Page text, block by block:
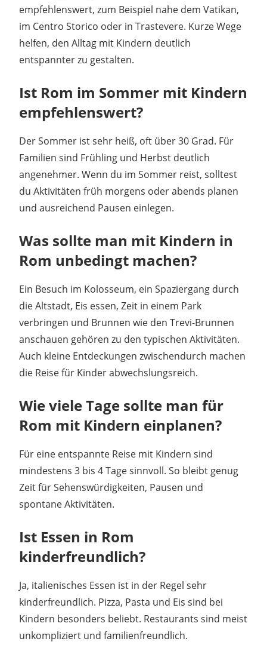
empfehlenswert, zum Beispiel nahe dem Vatikan,
im Centro Storico oder in Trastevere. Kurze Wege
helfen, den Alltag mit Kindern deutlich
entspannter zu gestalten.
Ist Rom im Sommer mit Kindern
empfehlenswert?
Der Sommer ist sehr heiß, oft über 30 Grad. Für
Familien sind Frühling und Herbst deutlich
angenehmer. Wenn du im Sommer reist, solltest
du Aktivitäten früh morgens oder abends planen
und ausreichend Pausen einlegen.
Was sollte man mit Kindern in
Rom unbedingt machen?
Ein Besuch im Kolosseum, ein Spaziergang durch
die Altstadt, Eis essen, Zeit in einem Park
verbringen und Brunnen wie den Trevi-Brunnen
anschauen gehören zu den typischen Aktivitäten.
Auch kleine Entdeckungen zwischendurch machen
die Reise für Kinder abwechslungsreich.
Wie viele Tage sollte man für
Rom mit Kindern einplanen?
Für eine entspannte Reise mit Kindern sind
mindestens 3 bis 4 Tage sinnvoll. So bleibt genug
Zeit für Sehenswürdigkeiten, Pausen und
spontane Aktivitäten.
Ist Essen in Rom
kinderfreundlich?
Ja, italienisches Essen ist in der Regel sehr
kinderfreundlich. Pizza, Pasta und Eis sind bei
Kindern besonders beliebt. Restaurants sind meist
unkompliziert und familienfreundlich.